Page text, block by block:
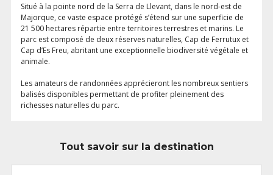
Situé à la pointe nord de la Serra de Llevant, dans le nord-est de
Majorque, ce vaste espace protégé s’étend sur une superficie de
21 500 hectares répartie entre territoires terrestres et marins. Le
parc est composé de deux réserves naturelles, Cap de Ferrutux et
Cap d’Es Freu, abritant une exceptionnelle biodiversité végétale et
animale.
Les amateurs de randonnées apprécieront les nombreux sentiers
balisés disponibles permettant de profiter pleinement des
richesses naturelles du parc.
Tout savoir sur la destination